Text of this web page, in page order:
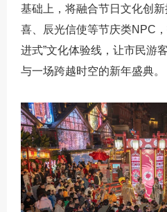
基础上，将融合节日文化创
喜、辰光信使等节庆类NPC
进式”文化体验线，让市民游
与一场跨越时空的新年盛典。